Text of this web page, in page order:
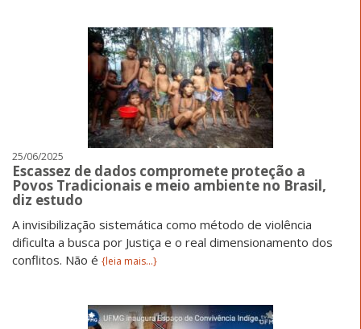
25/06/2025
Escassez de dados compromete proteção a
Povos Tradicionais e meio ambiente no Brasil,
diz estudo
A invisibilização sistemática como método de violência
dificulta a busca por Justiça e o real dimensionamento dos
conflitos. Não é {leia mais...}